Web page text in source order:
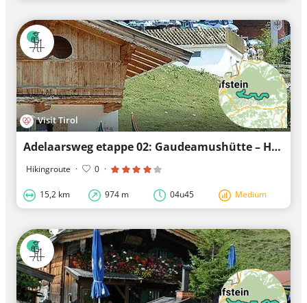
Visit Tirol
Adelaarsweg etappe 02: Gaudeamushütte – Hintersteiner See
Hikingroute · 0 ·
15,2 km 974 m 04u45 Medium